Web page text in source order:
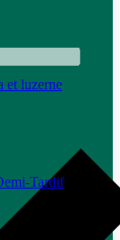
et luzerne
Tardif